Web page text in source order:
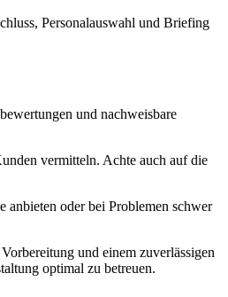
Personalauswahl und Briefing
und nachweisbare
vermitteln. Achte auch auf die
anbieten oder bei Problemen schwer
und einem zuverlässigen
optimal zu betreuen.